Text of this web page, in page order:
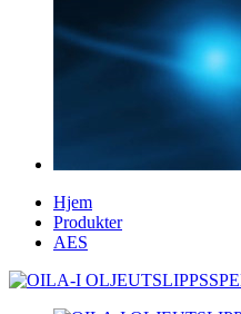
Hjem
Produkter
AES